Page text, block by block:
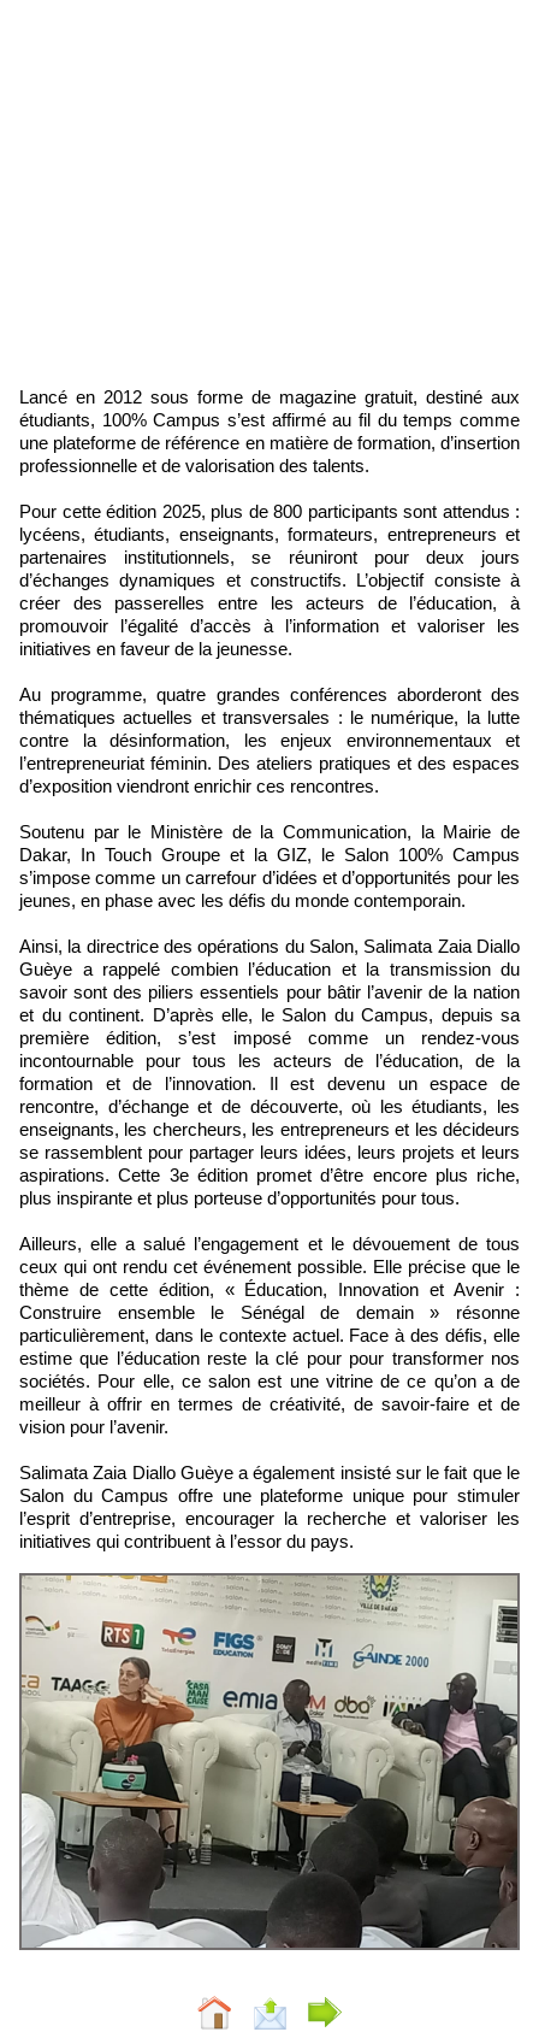
Lancé en 2012 sous forme de magazine gratuit, destiné aux
étudiants, 100% Campus s’est affirmé au fil du temps comme
une plateforme de référence en matière de formation, d’insertion
professionnelle et de valorisation des talents.
Pour cette édition 2025, plus de 800 participants sont attendus :
lycéens, étudiants, enseignants, formateurs, entrepreneurs et
partenaires institutionnels, se réuniront pour deux jours
d’échanges dynamiques et constructifs. L’objectif consiste à
créer des passerelles entre les acteurs de l’éducation, à
promouvoir l’égalité d’accès à l’information et valoriser les
initiatives en faveur de la jeunesse.
Au programme, quatre grandes conférences aborderont des
thématiques actuelles et transversales : le numérique, la lutte
contre la désinformation, les enjeux environnementaux et
l’entrepreneuriat féminin. Des ateliers pratiques et des espaces
d’exposition viendront enrichir ces rencontres.
Soutenu par le Ministère de la Communication, la Mairie de
Dakar, In Touch Groupe et la GIZ, le Salon 100% Campus
s’impose comme un carrefour d’idées et d’opportunités pour les
jeunes, en phase avec les défis du monde contemporain.
Ainsi, la directrice des opérations du Salon, Salimata Zaia Diallo
Guèye a rappelé combien l’éducation et la transmission du
savoir sont des piliers essentiels pour bâtir l’avenir de la nation
et du continent. D’après elle, le Salon du Campus, depuis sa
première édition, s’est imposé comme un rendez-vous
incontournable pour tous les acteurs de l’éducation, de la
formation et de l’innovation. Il est devenu un espace de
rencontre, d’échange et de découverte, où les étudiants, les
enseignants, les chercheurs, les entrepreneurs et les décideurs
se rassemblent pour partager leurs idées, leurs projets et leurs
aspirations. Cette 3e édition promet d’être encore plus riche,
plus inspirante et plus porteuse d’opportunités pour tous.
Ailleurs, elle a salué l’engagement et le dévouement de tous
ceux qui ont rendu cet événement possible. Elle précise que le
thème de cette édition, « Éducation, Innovation et Avenir :
Construire ensemble le Sénégal de demain » résonne
particulièrement, dans le contexte actuel. Face à des défis, elle
estime que l’éducation reste la clé pour pour transformer nos
sociétés. Pour elle, ce salon est une vitrine de ce qu’on a de
meilleur à offrir en termes de créativité, de savoir-faire et de
vision pour l’avenir.
Salimata Zaia Diallo Guèye a également insisté sur le fait que le
Salon du Campus offre une plateforme unique pour stimuler
l’esprit d’entreprise, encourager la recherche et valoriser les
initiatives qui contribuent à l’essor du pays.